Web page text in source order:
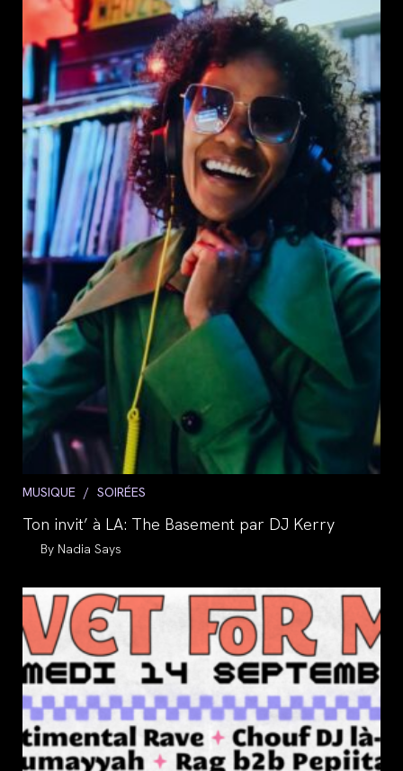
Post
MUSIQUE / SOIRÉES
Ton invit’ à LA: The Basement par DJ Kerry
Auteur/autrice
la
publication :
Nadia Says